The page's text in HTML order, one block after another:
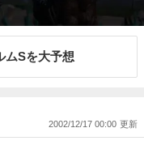
ムSを大予想
2002/12/17 00:00